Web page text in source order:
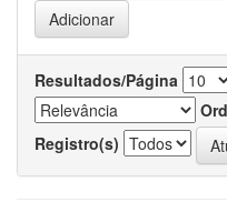
Resultados/Página
Registro(s)